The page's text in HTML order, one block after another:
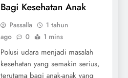
Bagi Kesehatan Anak
Passalla
1 tahun
ago
0 1 mins
Polusi udara menjadi masalah
kesehatan yang semakin serius,
terutama bagi anak-anak yang